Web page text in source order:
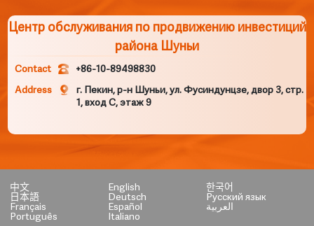
Центр обслуживания по продвижению инвестиций
района Шуньи
Contact
+86-10-89498830
Address
г. Пекин, р-н Шуньи, ул. Фусиндунцзе, двор 3, стр.
1, вход С, этаж 9
中文 English
한국어
日本語
Deutsch
Русский язык
Français
Español
العربية
Português
Italiano